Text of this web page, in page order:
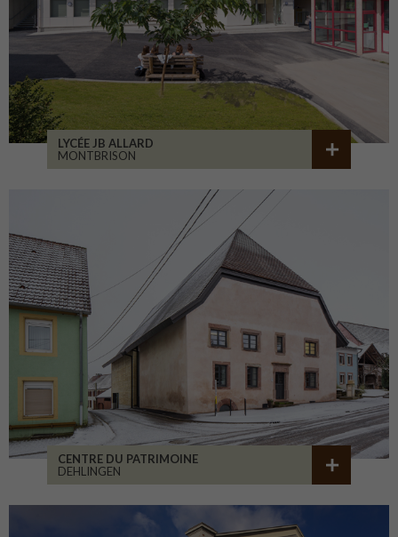
LYCÉE JB ALLARD
MONTBRISON
CENTRE DU PATRIMOINE
DEHLINGEN